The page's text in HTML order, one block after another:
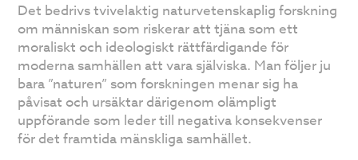
Det bedrivs tvivelaktig naturvetenskaplig forskning
om människan som riskerar att tjäna som ett
moraliskt och ideologiskt rättfärdigande för
moderna samhällen att vara själviska. Man följer ju
bara ”naturen” som forskningen menar sig ha
påvisat och ursäktar därigenom olämpligt
uppförande som leder till negativa konsekvenser
för det framtida mänskliga samhället.